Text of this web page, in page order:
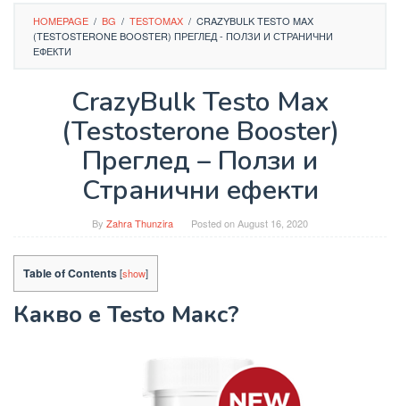
HOMEPAGE / BG / TESTOMAX / CRAZYBULK TESTO MAX
(TESTOSTERONE BOOSTER) ПРЕГЛЕД - ПОЛЗИ И СТРАНИЧНИ
ЕФЕКТИ
CrazyBulk Testo Max
(Testosterone Booster)
Преглед – Ползи и
Странични ефекти
By Zahra Thunzira Posted onAugust 16, 2020
Table of Contents[show]
Какво е Testo Макс?